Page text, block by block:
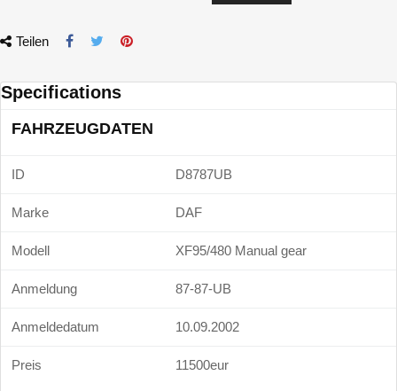
Teilen
Specifications
FAHRZEUGDATEN
ID D8787UB
Marke DAF
Modell XF95/480 Manual gear
Anmeldung 87-87-UB
Anmeldedatum 10.09.2002
Preis 11500eur